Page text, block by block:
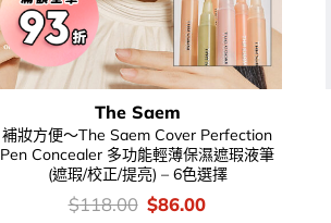
The Saem
補妝方便～The Saem Cover Perfection
Pen Concealer 多功能輕薄保濕遮瑕液筆
(遮瑕/校正/提亮) – 6色選擇
價
$118.00 Original
$86.00Current